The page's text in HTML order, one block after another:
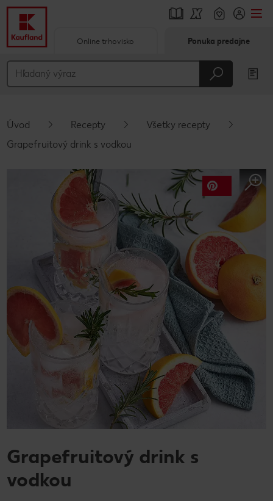
Hlavný obsah
Vyskakovací bočný panel
Online trhovisko Ponuka predajne
Úvod Recepty
Všetky recepty
Grapefruitový drink s vodkou
Grapefruitový drink s
vodkou